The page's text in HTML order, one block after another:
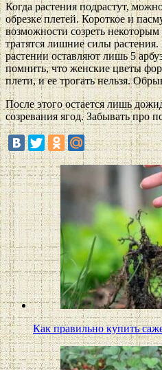
Когда растения подрастут,
обрезке плетей. Короткое и
возможности созреть
тратятся лишние силы
растении оставляют лишь 5
помнить, что женские цветы
плети, и ее трогать нельзя.
После этого остается лишь
созревания ягод. Забывать про
Как правильно купить